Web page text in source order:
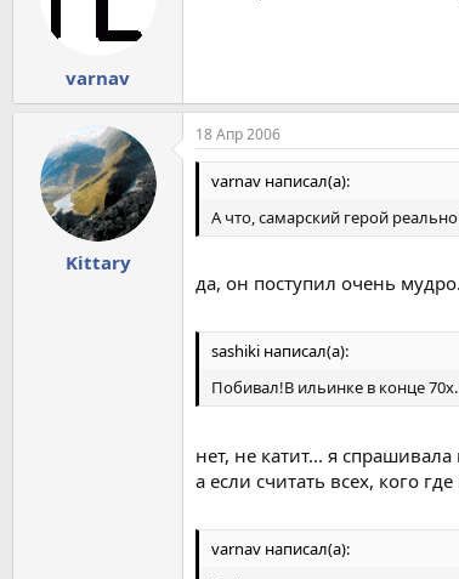
varnav
Kittary
18 Апр 2006
varnav написал(а):
А что, самарский герой
да, он поступил очень
sashiki написал(а):
Побивал!В ильинке в конце
нет, не катит... я
а если считать всех, кого
varnav написал(а):